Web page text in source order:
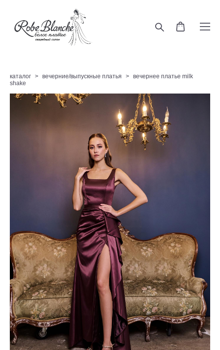
каталог > вечерние/выпускные платья > вечернее платье milk
shake